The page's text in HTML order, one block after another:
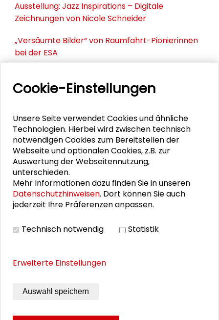
Ausstellung: Jazz Inspirations – Digitale
Zeichnungen von Nicole Schneider
„Versäumte Bilder“ von Raumfahrt-Pionierinnen
bei der ESA
Darmstadt und Frankfurt
PERSONEN IM KONTEXT
Marion Eichmann
Timo Klein
Cookie-Einstellungen
Unsere Seite verwendet Cookies und ähnliche
Technologien. Hierbei wird zwischen technisch
notwendigen Cookies zum Bereitstellen der
Webseite und optionalen Cookies, z.B. zur
Auswertung der Webseitennutzung,
unterschieden.
Mehr Informationen dazu finden Sie in unseren
Datenschutzhinweisen. Dort können Sie auch
jederzeit Ihre Präferenzen anpassen.
Technisch notwendig Statistik
Erweiterte Einstellungen
Auswahl speichern